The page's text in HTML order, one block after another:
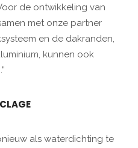
de ontwikkeling van
met onze partner
en de dakranden,
kunnen ook
als waterdichting te